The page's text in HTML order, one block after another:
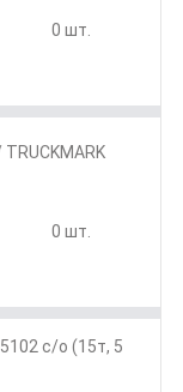
0 шт.
0 шт.
с/о (15т, 5